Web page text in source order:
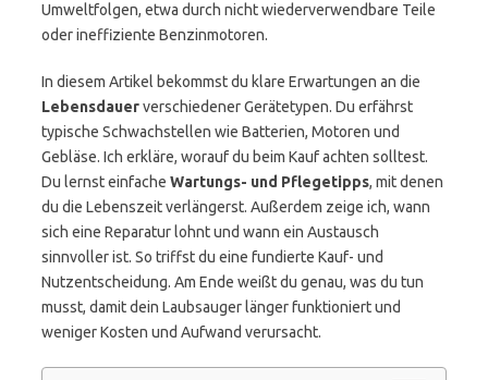
Umweltfolgen, etwa durch nicht wiederverwendbare Teile
oder ineffiziente Benzinmotoren.
In diesem Artikel bekommst du klare Erwartungen an die
Lebensdauerverschiedener Gerätetypen. Du erfährst
typische Schwachstellen wie Batterien, Motoren und
Gebläse. Ich erkläre, worauf du beim Kauf achten solltest.
Du lernst einfache Wartungs- und Pflegetipps, mit denen
du die Lebenszeit verlängerst. Außerdem zeige ich, wann
sich eine Reparatur lohnt und wann ein Austausch
sinnvoller ist. So triffst du eine fundierte Kauf- und
Nutzentscheidung. Am Ende weißt du genau, was du tun
musst, damit dein Laubsauger länger funktioniert und
weniger Kosten und Aufwand verursacht.